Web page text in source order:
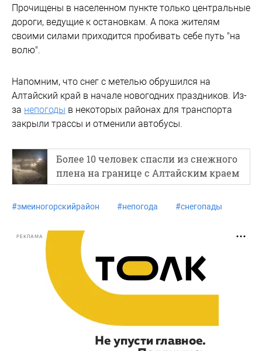
Прочищены в населенном пункте только центральные
дороги, ведущие к остановкам. А пока жителям
своими силами приходится пробивать себе путь "на
волю".
Напомним, что снег с метелью обрушился на
Алтайский край в начале новогодних праздников. Из-
за непогоды в некоторых районах для транспорта
закрыли трассы и отменили автобусы.
Более 10 человек спасли из снежного
плена на границе с Алтайским краем
#змеиногорскийрайон #непогода #снегопады
РЕКЛАМА